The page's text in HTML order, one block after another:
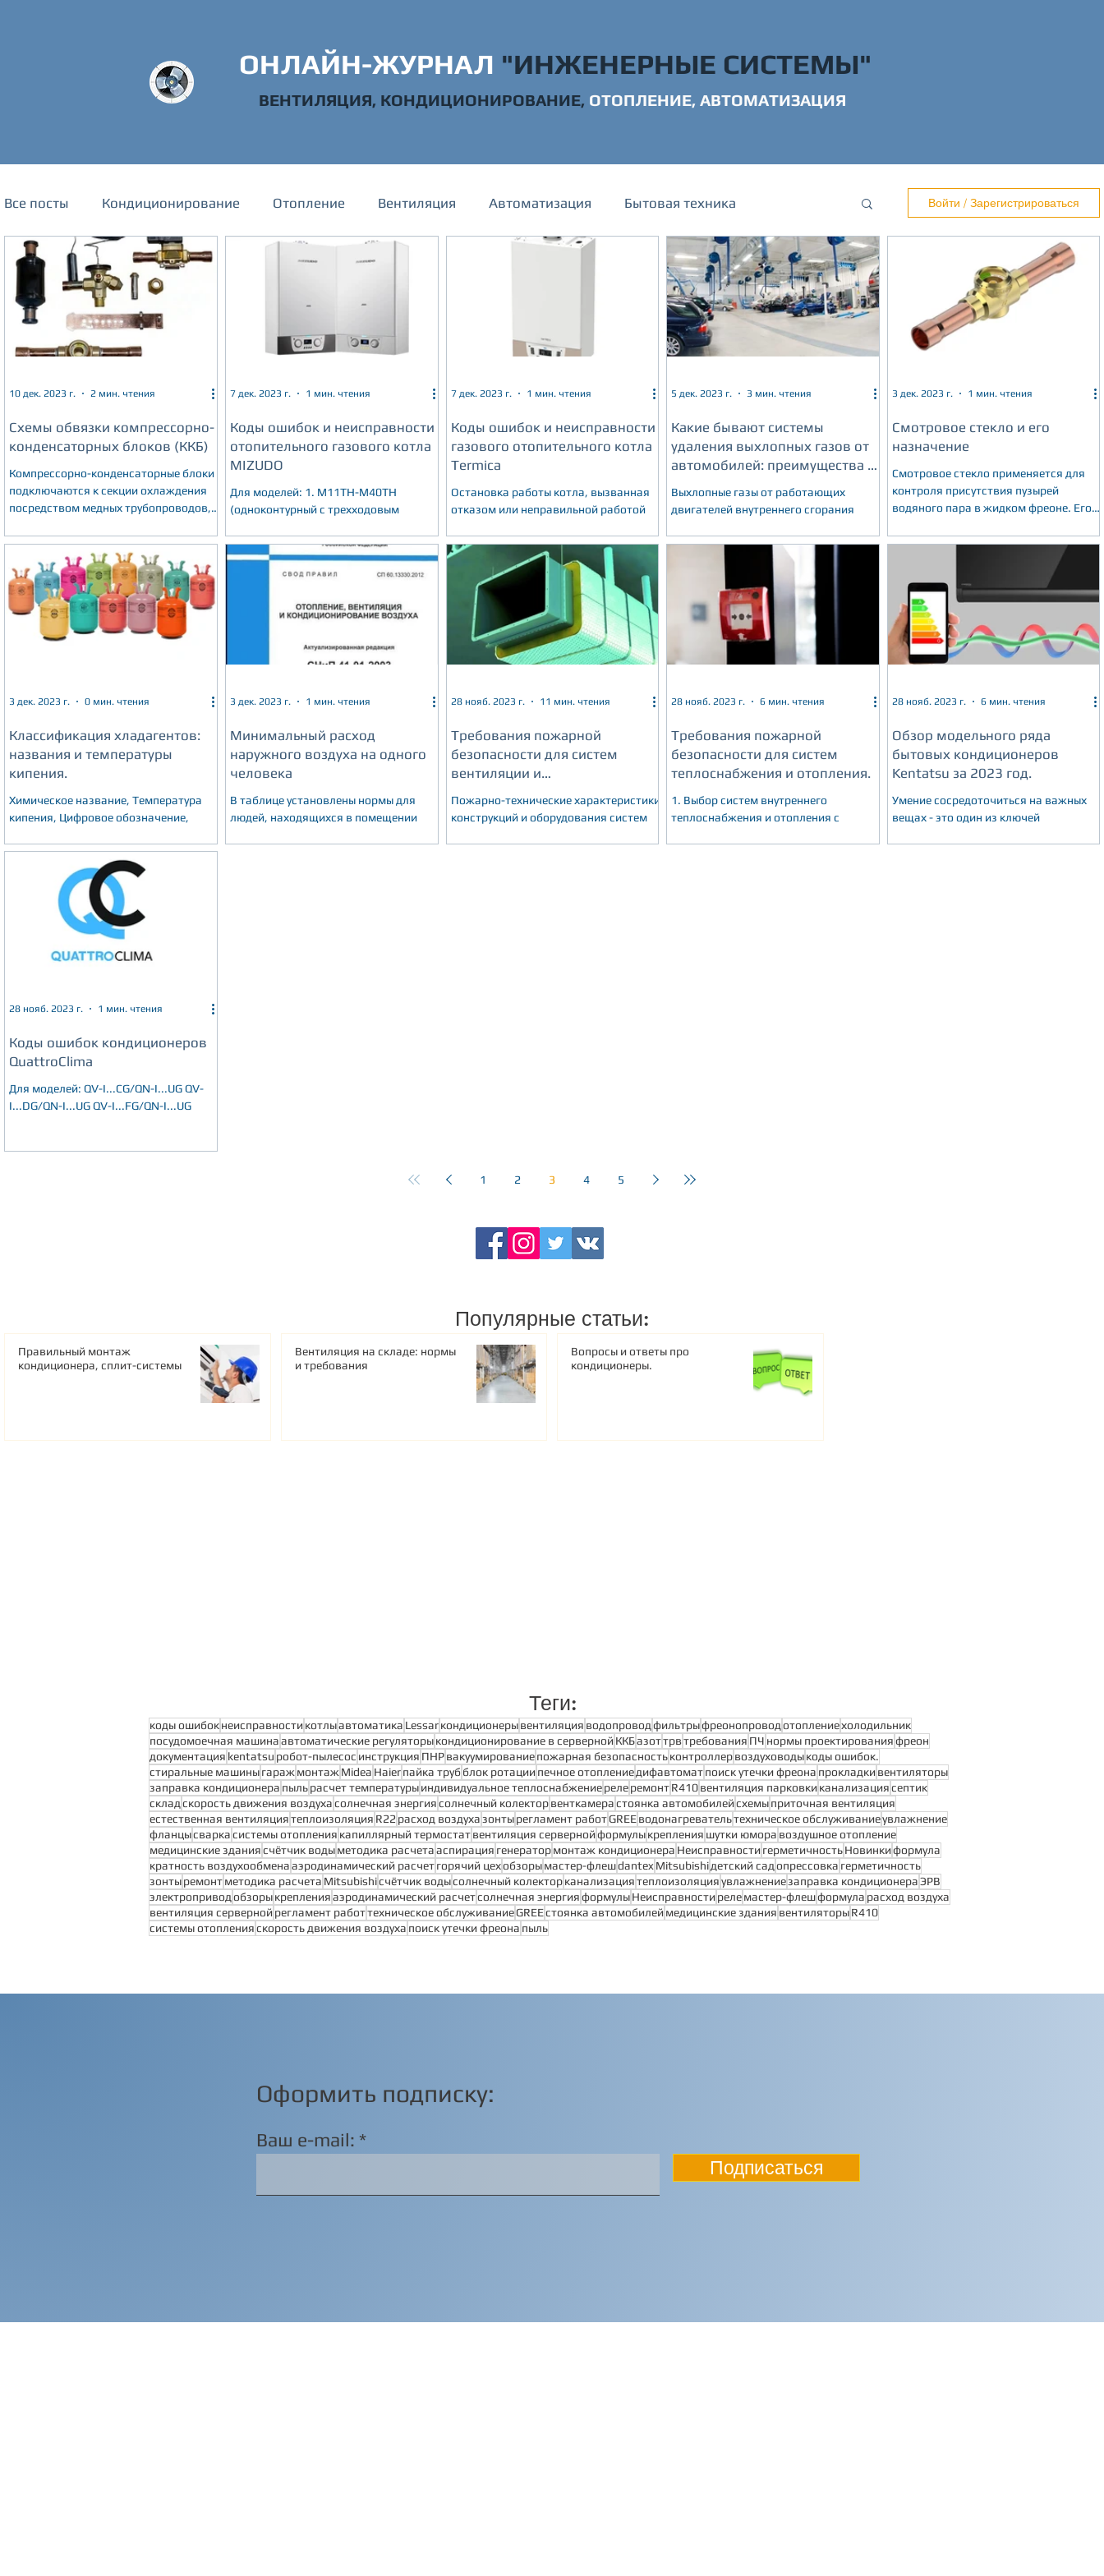
ОНЛАЙН-ЖУРНАЛ "ИНЖЕНЕРНЫЕ СИСТЕМЫ"
ВЕНТИЛЯЦИЯ, КОНДИЦИОНИРОВАНИЕ, ОТОПЛЕНИЕ, АВТОМАТИЗАЦИЯ
Все посты Кондиционирование Отопление Вентиляция Автоматизация Бытовая техника
Техническая информация Водоснабжение и канализация Строительство
Войти / Зарегистрироваться
Схемы обвязки компрессорно-
конденсаторных блоков (ККБ)
Компрессорно-конденсаторные блоки
подключаются к секции охлаждения
посредством медных трубопроводов,
теплоизоляционных т
10 дек. 2023 г. 2 мин. чтения
Коды ошибок и неисправности
отопительного газового котла
MIZUDO
Для моделей: 1. М11ТН-М40ТН
(одноконтурный с трехходовым
(одноконтурный без трехходового
клапана)
7 дек. 2023 г. 1 мин. чтения
Коды ошибок и неисправности
газового отопительного котла
Termica
Остановка работы котла, вызванная
отказом или неправильной работой
сопровождается отображением на
дисплее панели
7 дек. 2023 г. 1 мин. чтения
Какие бывают системы
удаления выхлопных газов от
автомобилей: преимущества и
недостатки.
Выхлопные газы от работающих
двигателей внутреннего сгорания
любого автотранспортного
предприятия, будь то бокс
5 дек. 2023 г. 3 мин. чтения
Смотровое стекло и его
назначение
Смотровое стекло применяется для
контроля присутствия пузырей
водяного пара в жидком фреоне. Его
соединяю
3 дек. 2023 г. 1 мин. чтения
Классификация хладагентов:
названия и температуры
кипения.
Химическое название, Температура
кипения, Цифровое обозначение,
3 дек. 2023 г. 0 мин. чтения
Минимальный расход
наружного воздуха на одного
человека
В таблице установлены нормы для
людей, находящихся в помещении
3 дек. 2023 г. 1 мин. чтения
Требования пожарной
безопасности для систем
вентиляции и
кондиционирования
Пожарно-технические характеристики
конструкций и оборудования систем
28 нояб. 2023 г. 11 мин. чтения
Требования пожарной
безопасности для систем
теплоснабжения и отопления.
1. Выбор систем внутреннего
теплоснабжения и отопления с
28 нояб. 2023 г. 6 мин. чтения
Обзор модельного ряда
бытовых кондиционеров
Kentatsu за 2023 год.
Умение сосредоточиться на важных
вещах - это один из ключей
28 нояб. 2023 г. 6 мин. чтения
Коды ошибок кондиционеров
QuattroClima
Для моделей: QV-I...CG/QN-I...UG QV-
I...DG/QN-I...UG QV-I...FG/QN-I...UG
28 нояб. 2023 г. 1 мин. чтения
1 2 3 4 5
Популярные статьи:
Правильный монтаж
кондиционера, сплит-системы
Вентиляция на складе: нормы
и требования
Вопросы и ответы про
кондиционеры.
Теги:
коды ошибокнеисправностикотлыавтоматика Lessarкондиционерывентиляция водопроводфильтрыфреонопроводотоплениехолодильник
посудомоечная машинаавтоматические регуляторыкондиционирование в сервернойККБазоттрвтребования ПЧ нормы проектированияфреон
документация kentatsu робот-пылесос инструкция ПНРвакуумированиепожарная безопасностьконтроллервоздуховодыкоды ошибок.
стиральные машиныгараж монтаж Midea Haierпайка трубблок ротациипечное отоплениедифавтоматпоиск утечки фреона прокладкивентиляторы
заправка кондиционера пыльрасчет температурыиндивидуальное теплоснабжениерелеремонтR410вентиляция парковкиканализациясептик
складскорость движения воздухасолнечная энергиясолнечный колекторвенткамерастоянка автомобилейсхемыприточная вентиляция
естественная вентиляциятеплоизоляция R22 расход воздухазонтырегламент работGREEводонагревательтехническое обслуживаниеувлажнение
фланцысваркасистемы отопления капиллярный термостатвентиляция сервернойформулыкрепления шутки юмора воздушное отопление
медицинские зданиясчётчик водыметодика расчетааспирация генератормонтаж кондиционера НеисправностигерметичностьНовинкиформула
кратность воздухообменааэродинамический расчетгорячий цехобзорымастер-флешdantexMitsubishiдетский садопрессовка герметичность
зонтыремонтметодика расчета Mitsubishiсчётчик водысолнечный колекторканализациятеплоизоляцияувлажнениезаправка кондиционераЭРВ
электроприводобзорыкрепленияаэродинамический расчетсолнечная энергияформулыНеисправностирелемастер-флешформула расход воздуха
вентиляция сервернойрегламент работтехническое обслуживаниеGREEстоянка автомобилеймедицинские здания вентиляторыR410
системы отопленияскорость движения воздуха поиск утечки фреона пыль
Оформить подписку:
Ваш e-mail:
Подписаться